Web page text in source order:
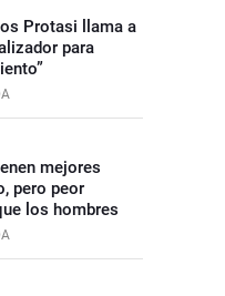
Protasi llama a
para
mejores
pero peor
los hombres